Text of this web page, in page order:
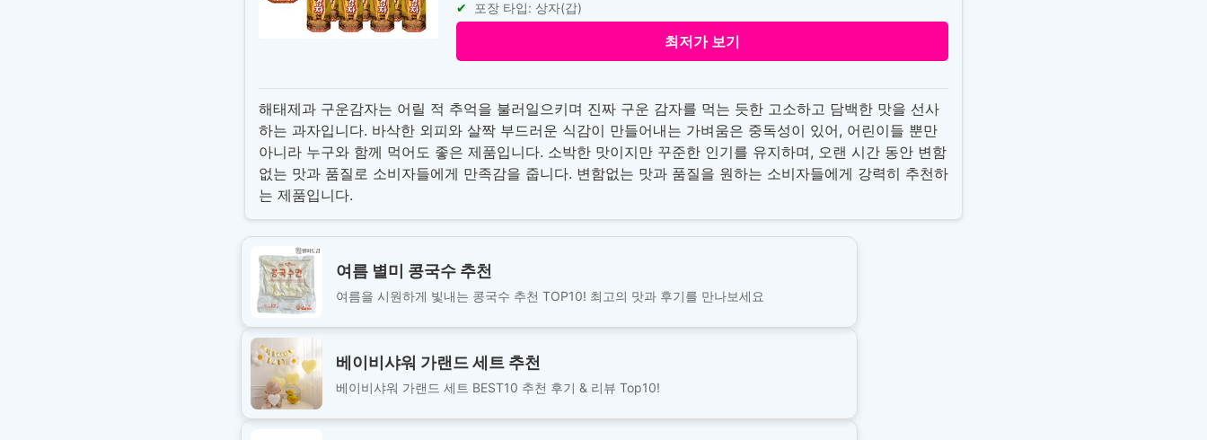
포장 타입: 상자(갑)
최저가 보기
해태제과 구운감자는 어릴 적 추억을 불러일으키며 진짜 구운 감자를 먹는 듯한 고소하고 담백한 맛을 선사
하는 과자입니다. 바삭한 외피와 살짝 부드러운 식감이 만들어내는 가벼움은 중독성이 있어, 어린이들 뿐만
아니라 누구와 함께 먹어도 좋은 제품입니다. 소박한 맛이지만 꾸준한 인기를 유지하며, 오랜 시간 동안 변함
없는 맛과 품질로 소비자들에게 만족감을 줍니다. 변함없는 맛과 품질을 원하는 소비자들에게 강력히 추천하
는 제품입니다.
여름 별미 콩국수 추천
여름을 시원하게 빛내는 콩국수 추천 TOP10! 최고의 맛과 후기를 만나보세요
베이비샤워 가랜드 세트 추천
베이비샤워 가랜드 세트 BEST10 추천 후기 & 리뷰 Top10!